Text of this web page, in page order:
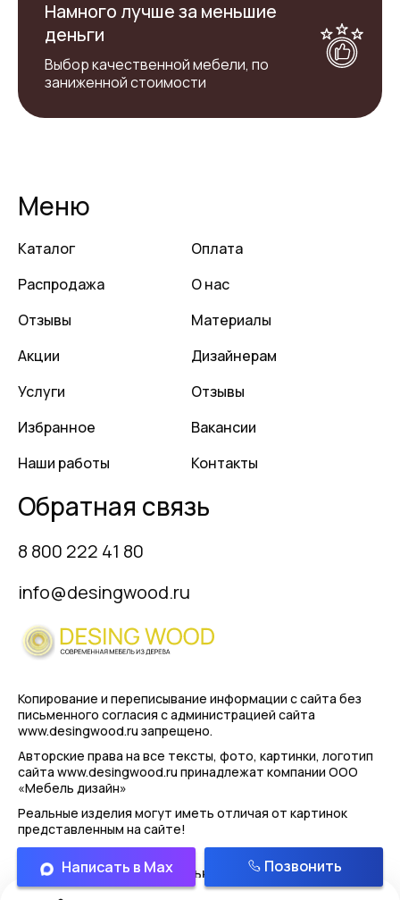
Намного лучше за меньшие
деньги
Выбор качественной мебели, по
заниженной стоимости
Меню
Каталог
Распродажа
Отзывы
Акции
Услуги
Избранное
Наши работы
Оплата
О нас
Материалы
Дизайнерам
Отзывы
Вакансии
Контакты
Обратная связь
8 800 222 41 80
info@desingwood.ru
Копирование и переписывание информации с сайта без
письменного согласия с администрацией сайта
www.desingwood.ru запрещено.
Авторские права на все тексты, фото, картинки, логотип
сайта www.desingwood.ru принадлежат компании ООО
«Мебель дизайн»
Реальные изделия могут иметь отличая от картинок
представленным на сайте!
Политика конфиденциальности
Написать в Max Позвонить